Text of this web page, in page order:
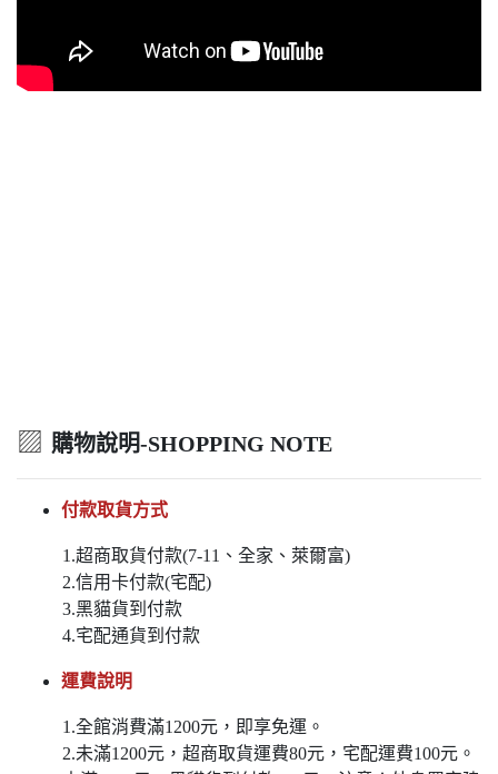
▨ 購物說明-SHOPPING NOTE
付款取貨方式
1.超商取貨付款(7-11、全家、萊爾富)
2.信用卡付款(宅配)
3.黑貓貨到付款
4.宅配通貨到付款
運費說明
1.全館消費滿1200元，即享免運。
2.未滿1200元，超商取貨運費80元，宅配運費100元。